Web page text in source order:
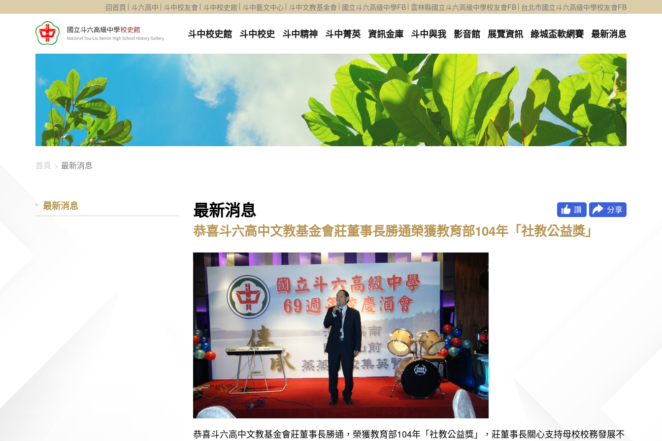
回首頁 斗六高中 斗中校友會 斗中校史館 斗中藝文中心 斗中文教基金會 國立斗六高級中學FB 雲林縣國立斗六高級中學校友會FB 台北市國立斗六高級中學校友會FB
斗中校史館 斗中校史 斗中精神 斗中菁英 資訊金庫 斗中與我 影音館 展覽資訊 綠城盃軟網賽 最新消息
首頁 最新消息
最新消息 最新消息
恭喜斗六高中文教基金會莊董事長勝通榮獲教育部104年「社教公益獎」
恭喜斗六高中文教基金會莊董事長勝通，榮獲教育部104年「社教公益獎」，莊董事長關心支持母校校務發展不